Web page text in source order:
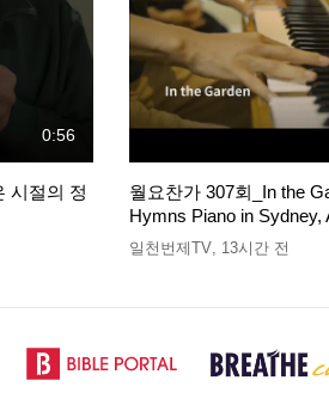
0:56
시절의 정
월요찬가 307회_In the
Hymns Piano in Sydney,
일천번제TV 13시간 전